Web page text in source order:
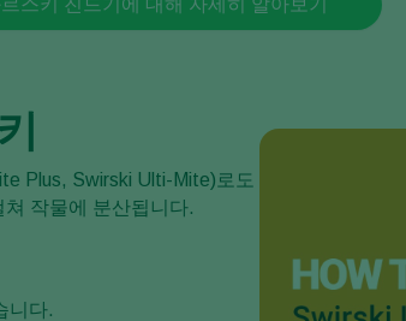
Plus, Swirski Ulti-Mite)로도
작물에 분산됩니다.
니다.